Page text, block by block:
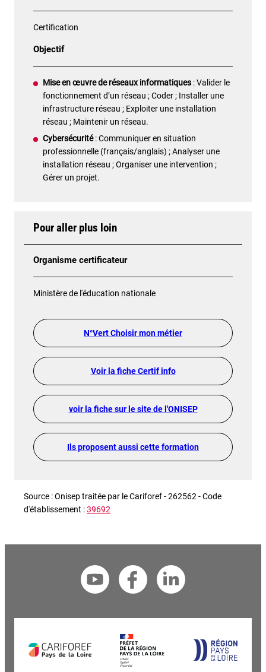
Certification
Objectif
Mise en œuvre de réseaux informatiques : Valider le
fonctionnement d’un réseau ; Coder ; Installer une
infrastructure réseau ; Exploiter une installation
réseau ; Maintenir un réseau.
Cybersécurité: Communiquer en situation
professionnelle (français/anglais) ; Analyser une
installation réseau ; Organiser une intervention ;
Gérer un projet.
Pour aller plus loin
Organisme certificateur
Ministère de l'éducation nationale
N°Vert Choisir mon métier
Voir la fiche Certif info
voir la fiche sur le site de l'ONISEP
Ils proposent aussi cette formation
Source : Onisep traitée par le Cariforef - 262562 - Code
d'établissement :39692